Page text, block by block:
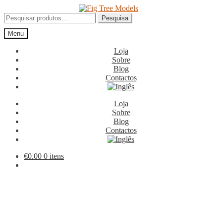
para
a
navegação
para
o
conteúdo
Pesquisar
por:
Pesquisa
Menu
Loja
Sobre
Blog
Contactos
Loja
Sobre
Blog
Contactos
€0.00 0 itens